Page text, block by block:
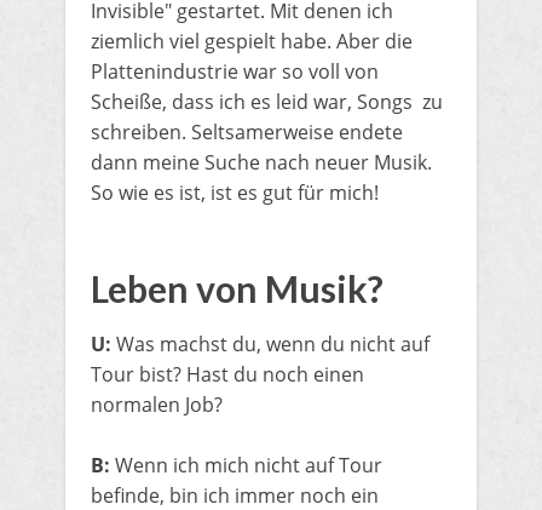
Invisible" gestartet. Mit denen ich
ziemlich viel gespielt habe. Aber die
Plattenindustrie war so voll von
Scheiße, dass ich es leid war, Songs zu
schreiben. Seltsamerweise endete
dann meine Suche nach neuer Musik.
So wie es ist, ist es gut für mich!
​Leben von Musik?
U: Was machst du, wenn du nicht auf
Tour bist? Hast du noch einen
normalen Job?
B: Wenn ich mich nicht auf Tour
befinde, bin ich immer noch ein